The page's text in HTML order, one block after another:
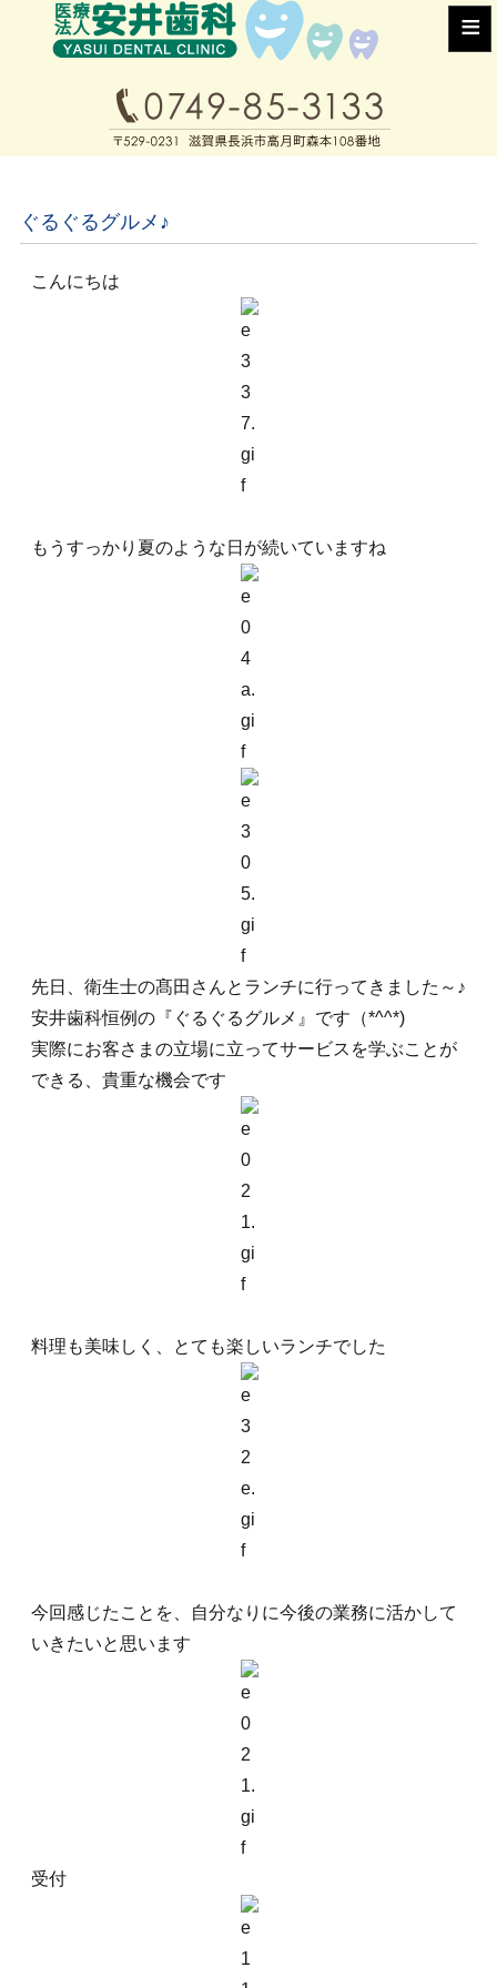
≡
ぐるぐるグルメ♪
こんにちは
もうすっかり夏のような日が続いていますね
先日、衛生士の髙田さんとランチに行ってきました～♪
安井歯科恒例の『ぐるぐるグルメ』です（*^^*)
実際にお客さまの立場に立ってサービスを学ぶことが
できる、貴重な機会です
料理も美味しく、とても楽しいランチでした
今回感じたことを、自分なりに今後の業務に活かして
いきたいと思います
受付